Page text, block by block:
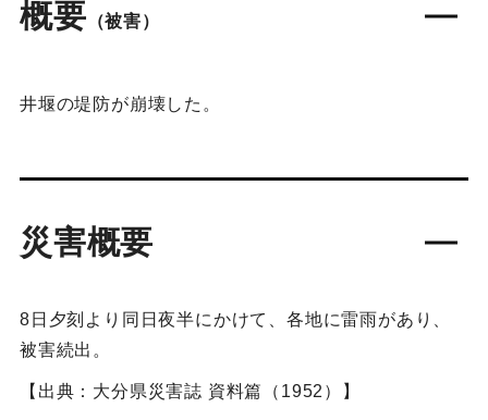
概要 （被害）
井堰の堤防が崩壊した。
災害概要
8日夕刻より同日夜半にかけて、各地に雷雨があり、
被害続出。
【出典：大分県災害誌 資料篇（1952）】